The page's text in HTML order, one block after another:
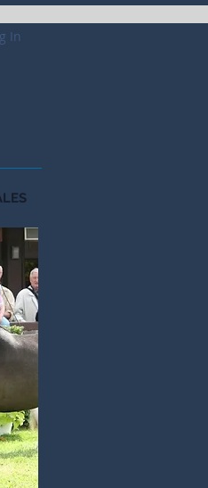
In